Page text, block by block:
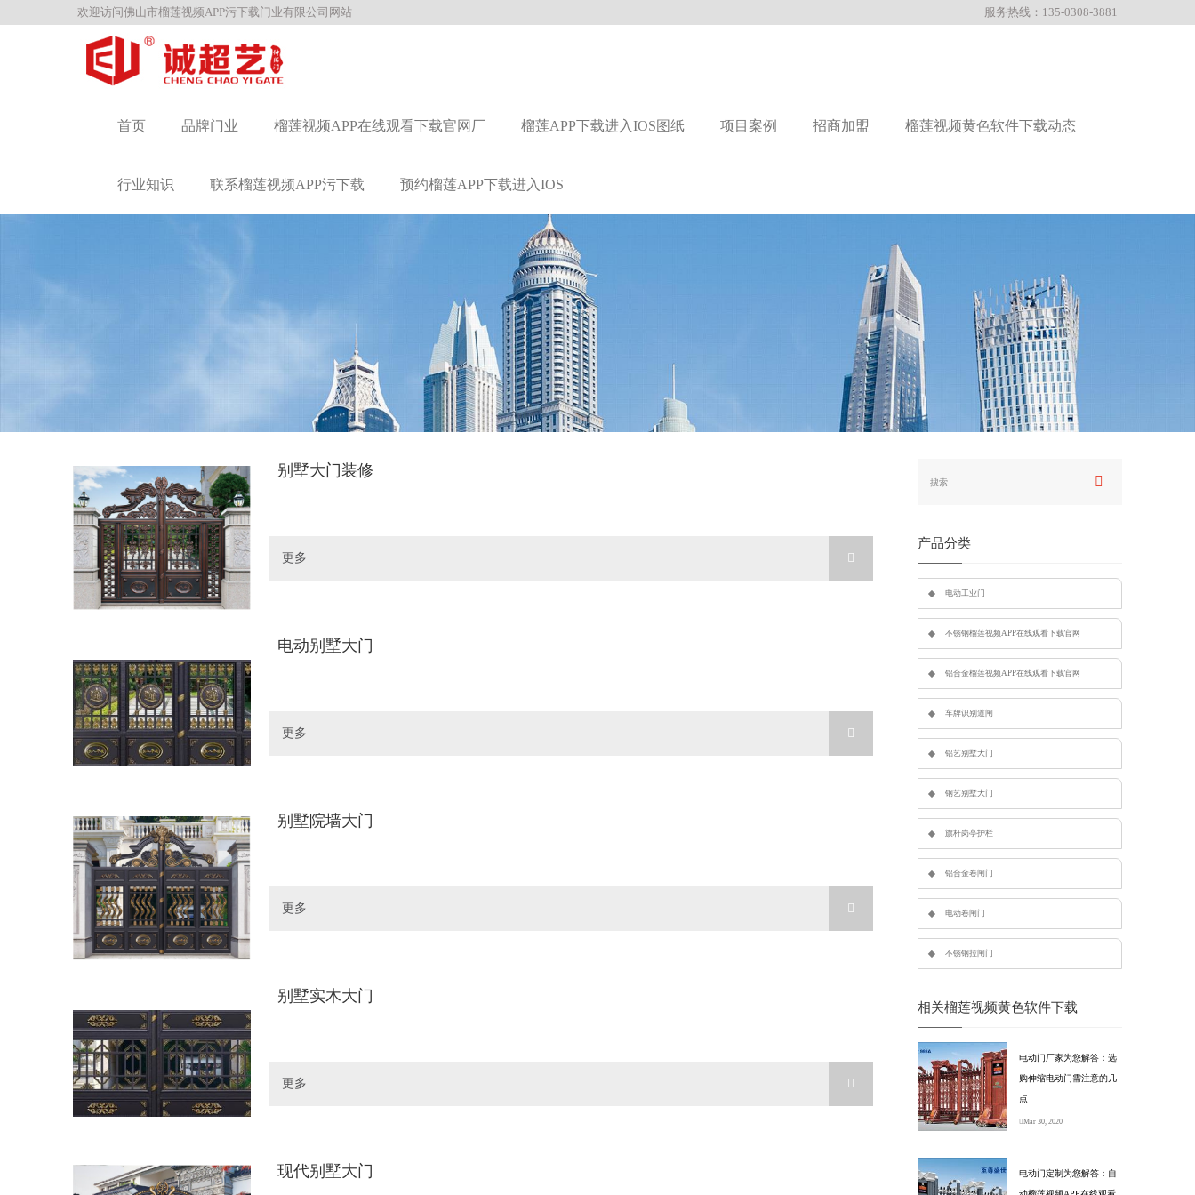
欢迎访问佛山市榴莲视频APP污下载门业有限公司网站 服务热线：135-0308-3881
首页 品牌门业 榴莲视频APP在线观看下载官网厂 榴莲APP下载进入IOS图纸 项目案例 招商加盟 榴莲视频黄色软件下载动态
行业知识 联系榴莲视频APP污下载 预约榴莲APP下载进入IOS
别墅大门装修
更多
电动别墅大门
更多
别墅院墙大门
更多
别墅实木大门
更多
现代别墅大门
产品分类
电动工业门
不锈钢榴莲视频APP在线观看下载官网
铝合金榴莲视频APP在线观看下载官网
车牌识别道闸
铝艺别墅大门
钢艺别墅大门
旗杆岗亭护栏
铝合金卷闸门
电动卷闸门
不锈钢拉闸门
相关榴莲视频黄色软件下载
电动门厂家为您解答：选
购伸缩电动门需注意的几
点
Mar 30, 2020
电动门定制为您解答：自